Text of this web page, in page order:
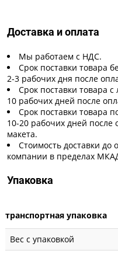
Доставка и оплата
Мы работаем с НДС.
Срок поставки товара
2-3 рабочих дня после
Срок поставки товара
10 рабочих дней после
Срок поставки товара
10-20 рабочих дней после
макета.
Стоимость доставки до
компании в пределах
Упаковка
транспортная упаковка
Вес с упаковкой